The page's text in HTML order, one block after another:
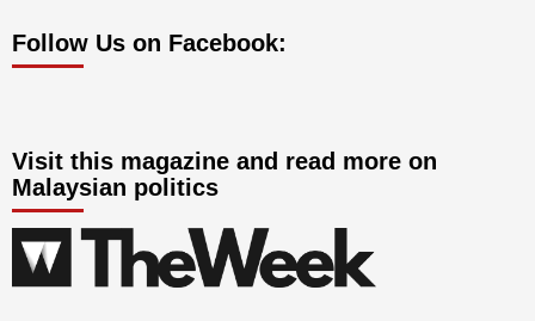
Follow Us on Facebook:
Visit this magazine and read more on
Malaysian politics